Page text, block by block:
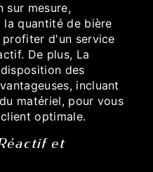
sur mesure,
la quantité de bière
d'un service
De plus, La
des
incluant
matériel, pour vous
optimale.
et